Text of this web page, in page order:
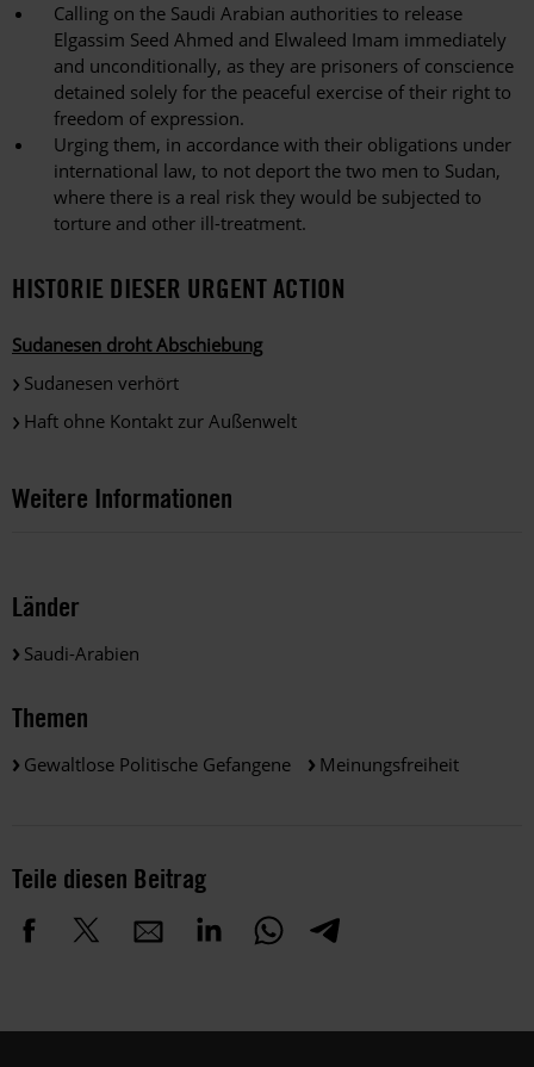
Calling on the Saudi Arabian authorities to release
Elgassim Seed Ahmed and Elwaleed Imam immediately
and unconditionally, as they are prisoners of conscience
detained solely for the peaceful exercise of their right to
freedom of expression.
Urging them, in accordance with their obligations under
international law, to not deport the two men to Sudan,
where there is a real risk they would be subjected to
torture and other ill-treatment.
HISTORIE DIESER URGENT ACTION
Sudanesen droht Abschiebung
Sudanesen verhört
Haft ohne Kontakt zur Außenwelt
Weitere Informationen
Länder
Saudi-Arabien
Themen
Gewaltlose Politische Gefangene Meinungsfreiheit
Teile diesen Beitrag